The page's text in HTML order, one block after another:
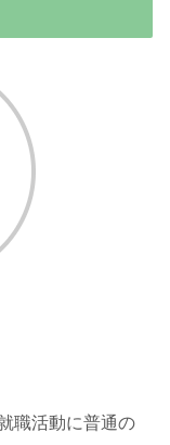
職活動に普通の